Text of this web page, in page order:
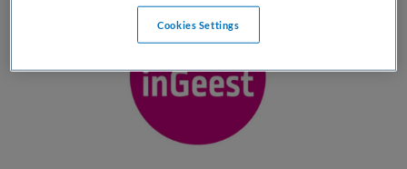
Cookies Settings